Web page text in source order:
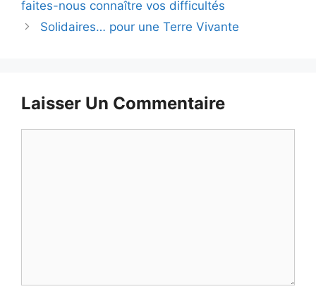
faites-nous connaître vos difficultés
Solidaires… pour une Terre Vivante
Laisser Un Commentaire